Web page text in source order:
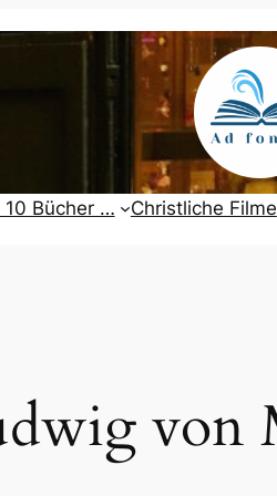
10 Bücher … Christliche Filme
von